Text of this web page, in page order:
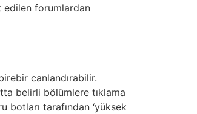
edilen forumlardan
canlandırabilir.
belirli bölümlere tıklama
tarafından ‘yüksek